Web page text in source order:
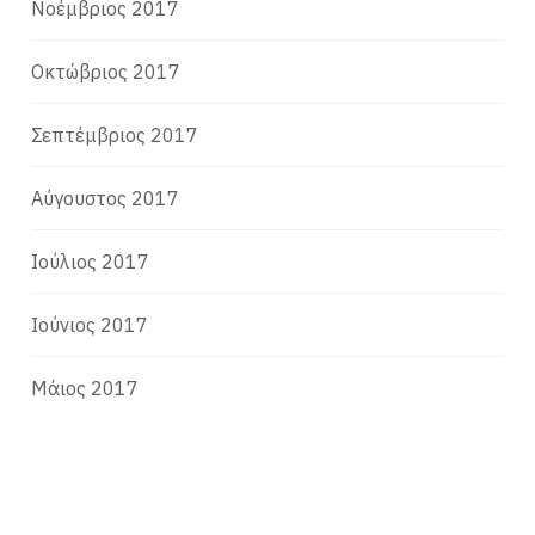
Νοέμβριος 2017
Οκτώβριος 2017
Σεπτέμβριος 2017
Αύγουστος 2017
Ιούλιος 2017
Ιούνιος 2017
Μάιος 2017